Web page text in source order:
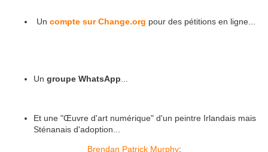
Un compte sur Change.org pour des pétitions en ligne...
Un groupe WhatsApp
Et une "Œuvre d'art numérique" d'un peintre Irlandais mais
Sténanais d'adoption...
Brendan Patrick Murphy: